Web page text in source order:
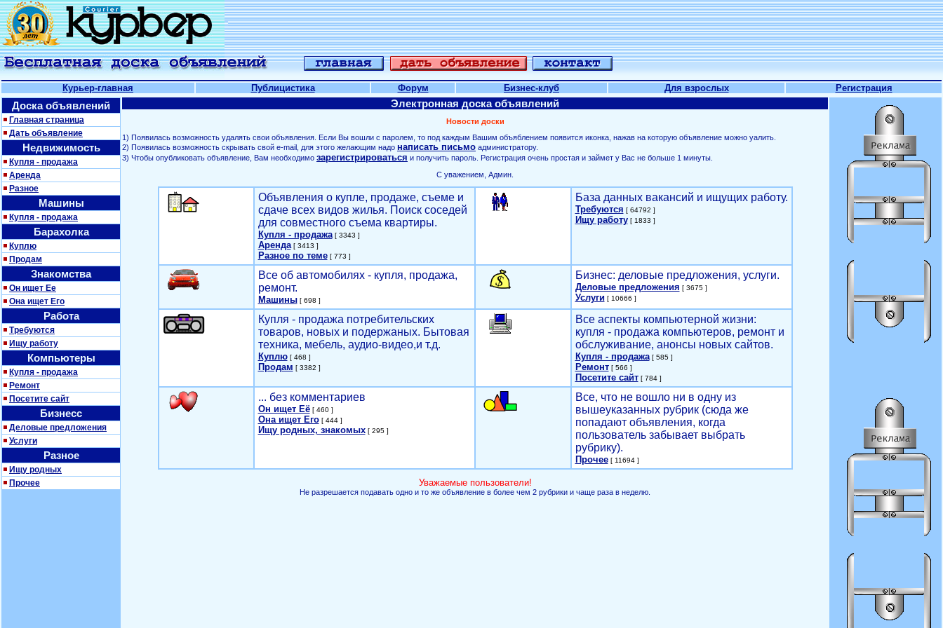
Курьер-главная Публицистика Форум Бизнес-клуб Для взрослых Регистрация
Доска объявлений
Главная страница
Дать объявление
Недвижимость
Купля - продажа
Аренда
Разное
Машины
Купля - продажа
Барахолка
Куплю
Продам
Знакомства
Он ищет Ее
Она ищет Его
Работа
Требуются
Ищу работу
Компьютеры
Купля - продажа
Ремонт
Посетите сайт
Бизнесс
Деловые предложения
Услуги
Разное
Ищу родных
Прочее
Электронная доска объявлений
Новости доски
1) Появилась возможность удалять свои объявления. Если Вы вошли с паролем, то под каждым Вашим объяблением появится иконка, нажав на которую объявление можно уалить.
2) Появилась возможность скрывать свой е-mail, для этого желающим надо написать письмо администратору.
3) Чтобы опубликовать объявление, Вам необходимо зарегистрироваться и получить пароль. Регистрация очень простая и займет у Вас не больше 1 минуты.
С уважением, Админ.
Объявления о купле, продаже, съеме и
сдаче всех видов жилья. Поиск соседей
для совместного съема квартиры.
Купля - продажа[ 3343 ]
Аренда[ 3413 ]
Разное по теме[ 773 ]
База данных вакансий и ищущих работу.
Требуются [ 64792 ]
Ищу работу[ 1833 ]
Все об автомобилях - купля, продажа,
ремонт.
Машины[ 698 ]
Бизнес: деловые предложения, услуги.
Деловые предложения [ 3675 ]
Услуги[ 10666 ]
Купля - продажа потребительских
товаров, новых и подержаных. Бытовая
техника, мебель, аудио-видео,и т.д.
Куплю[ 468 ]
Продам [ 3382 ]
Все аспекты компьютерной жизни:
купля - продажа компьютеров, ремонт и
обслуживание, анонсы новых сайтов.
Купля - продажа[ 585 ]
Ремонт[ 566 ]
Посетите сайт[ 784 ]
... без комментариев
Он ищет Её[ 460 ]
Она ищет Его[ 444 ]
Ищу родных, знакомых[ 295 ]
Все, что не вошло ни в одну из
вышеуказанных рубрик (сюда же
попадают объявления, когда
пользователь забывает выбрать
рубрику).
Прочее[ 11694 ]
Уважаемые пользователи!
Не разрешается подавать одно и то же объявление в более чем 2 рубрики и чаще раза в неделю.